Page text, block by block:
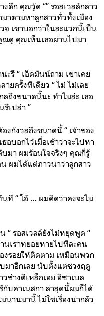
ดึก คุณวู้ด “” รอสเวลล์กล่าว
าตามหาลูกสาวทั่วทั้งเมือง
จ เขาบอกว่าในละแวกนี้เป็น
ณดู คุณเห็นเธอผ่านไปมา
รึ “ เอ็ดมันน์ถาม เขาเคย
ครั้งทีเดียว “ ไม่ ไม่เลย
ลถึงขนาดนี้นะ ทำไมล่ะ เธอ
เปล่า ”
งกังวลถึงขนาดนี้ “ เจ้าของ
อบอกไว้เมื่อเช้าว่าจะไปหา
มา ผมร้อนใจจริงๆ คุณก็รู้
ผมได้แต่ภาวนาว่าลูกสาว
ที “ โอ้ … ผมคิดว่าคงจะไม่
“ รอสเวลล์ยังไม่หยุดพูด “
นเราทยอยหายไปทีละคน
งรอยให้ติดตาม เหมือนพวก
มาอีกเลย นับตั้งแต่ช่วงฤดู
ช่างตีเหล็กเอย อิซาเบล
กับคาเนสกา ล่าสุดนี้ผมก็ได้
านมานี้ ไม่ใช่เรื่องน่ากลัว